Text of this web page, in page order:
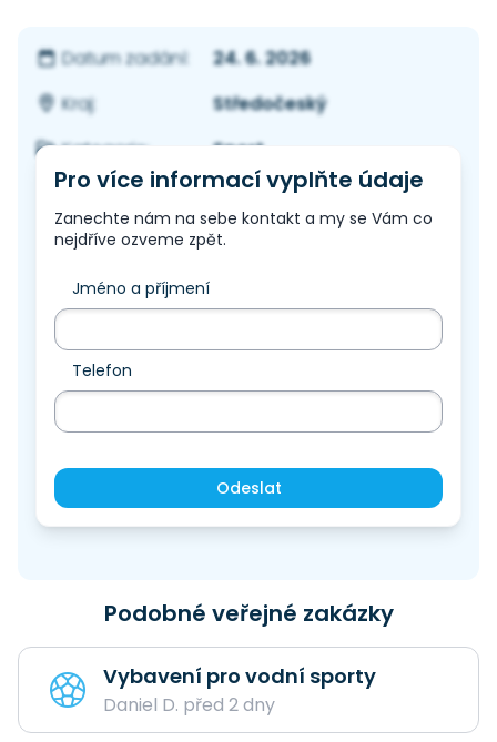
Datum zadání:
24. 6. 2026
Kraj:
Středočeský
Kategorie:
Sport
Pro více informací vyplňte údaje
Zanechte nám na sebe kontakt a my se Vám co
nejdříve ozveme zpět.
Jméno a příjmení
Telefon
Odeslat
Podobné veřejné zakázky
Vybavení pro vodní sporty
Daniel D. před 2 dny